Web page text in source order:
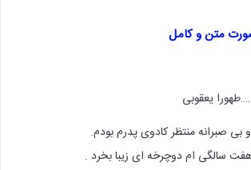
صورت متن و کامل
یعقوبی
صبرانه منتظر کادوی پدرم بودم.
سالگی ام دوچرخه ای زیبا بخرد .